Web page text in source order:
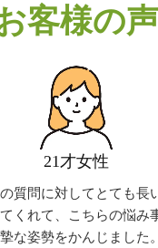
客様の声
21才女性
質問に対してとても長
くれて、こちらの悩み
な姿勢をかんじました